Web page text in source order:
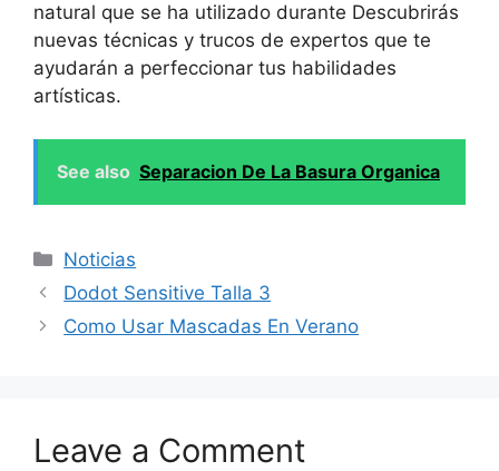
natural que se ha utilizado durante Descubrirás
nuevas técnicas y trucos de expertos que te
ayudarán a perfeccionar tus habilidades
artísticas.
See also Separacion De La Basura Organica
Categories
Noticias
Dodot Sensitive Talla 3
Como Usar Mascadas En Verano
Leave a Comment